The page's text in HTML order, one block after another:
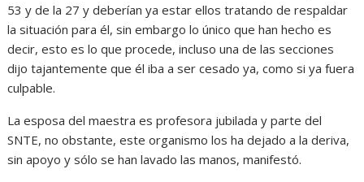
53 y de la 27 y deberían ya estar ellos tratando de respaldar
la situación para él, sin embargo lo único que han hecho es
decir, esto es lo que procede, incluso una de las secciones
dijo tajantemente que él iba a ser cesado ya, como si ya fuera
culpable.
La esposa del maestra es profesora jubilada y parte del
SNTE, no obstante, este organismo los ha dejado a la deriva,
sin apoyo y sólo se han lavado las manos, manifestó.